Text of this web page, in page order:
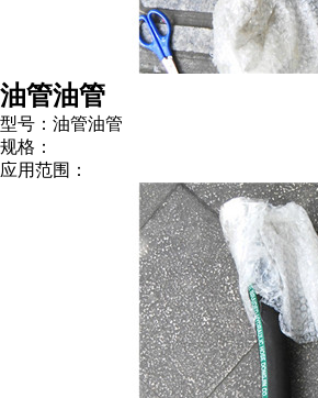
油管油管
型号：油管油管
规格：
应用范围：